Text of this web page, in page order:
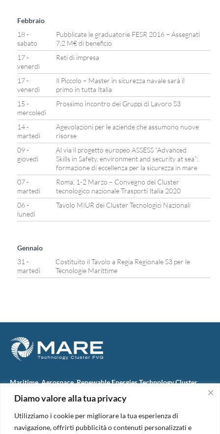
Diamo valore alla tua privacy
Utilizziamo i cookie per migliorare la tua esperienza di
navigazione, offrirti pubblicità o contenuti personalizzati e
Febbraio
18 -
sabato
Pubblicate le graduatorie FESR 2016 – Assegnati
7,2 M€ di beneficio
17 -
venerdì
Reti di impresa
17 -
venerdì
Il Piccolo – Master in sicurezza navale sarà il
primo in tutta Italia
15 -
mercoledì
Prossimo incontro dei Gruppi di Lavoro S3
14 -
martedì
Agevolazioni per le aziende che assumono nuove
risorse
09 -
giovedì
Al via il progetto europeo ASSESS “Advanced
Skills in Safety, environment and security at sea”:
formazione di eccellenza per la sicurezza in mare
07 -
martedì
Roma, 1-2 Marzo – Convegno del Cluster
tecnologico nazionale Trasporti Italia 2020
06 -
lunedì
Tavolo MIUR dei Cluster Tecnologici Nazionali
Gennaio
31 -
martedì
Costituito il Tavolo a Regia Regionale S3 per le
Tecnologie Marittime
Maritime, Aerospace, Renewable Energies Technology Cluster
M.A.R.E. TC FVG S.c.ar.l.
34074 Monfalcone (Italy)
tel. +39 0481 723440